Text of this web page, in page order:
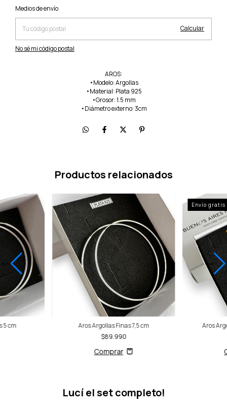
Entregas para el CP:
Medios de envío
Calcular
No sé mi código postal
AROS:
•Modelo: Argollas
•Material: Plata 925
•Grosor: 1.5 mm
•Diámetro externo: 3cm
Productos relacionados
5 cm
Aros Argollas Finas 7,5 cm
$89.990
Envío gratis
Aros
Lucí el set completo!